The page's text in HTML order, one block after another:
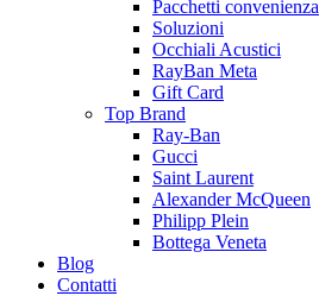
Pacchetti convenienza
Soluzioni
Occhiali Acustici
RayBan Meta
Gift Card
Top Brand
Ray-Ban
Gucci
Saint Laurent
Alexander McQueen
Philipp Plein
Bottega Veneta
Blog
Contatti